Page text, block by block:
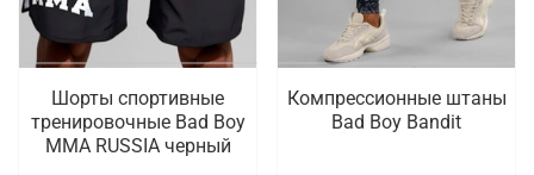
Шорты спортивные
тренировочные Bad Boy
MMA RUSSIA черный
Компрессионные штаны
Bad Boy Bandit